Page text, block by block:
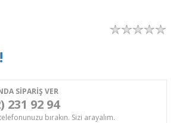
SİPARİŞ VER
231 92 94
bırakın. Sizi arayalım.